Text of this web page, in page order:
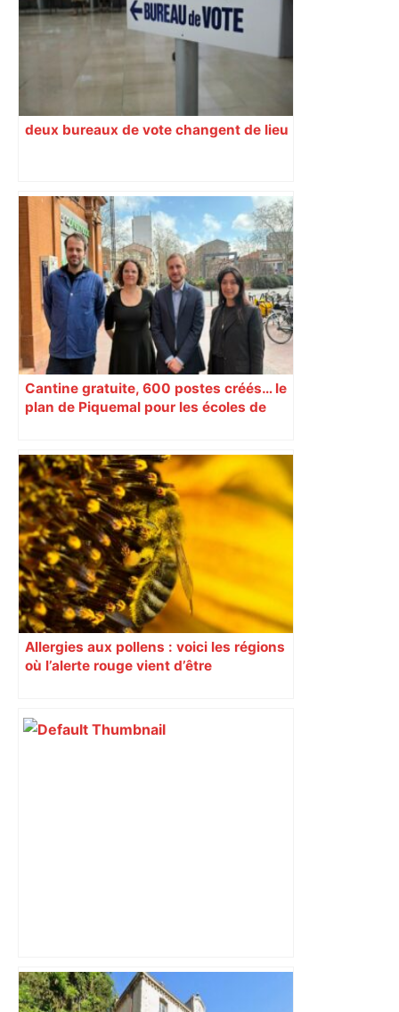
deux bureaux de vote changent de lieu
Cantine gratuite, 600 postes créés… le
plan de Piquemal pour les écoles de
Allergies aux pollens : voici les régions
où l’alerte rouge vient d’être
Capilla en bleu ciel pour combien de